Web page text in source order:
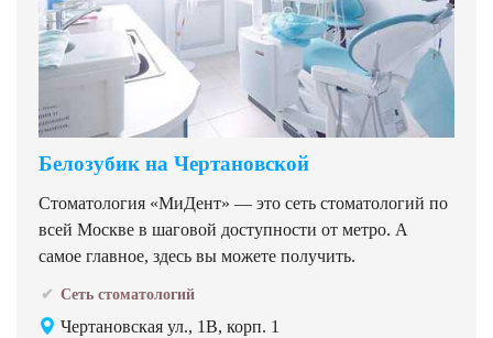
Белозубик на Чертановской
Стоматология «МиДент» — это сеть стоматологий по
всей Москве в шаговой доступности от метро. А
самое главное, здесь вы можете получить.
Сеть стоматологий
Чертановская ул., 1В, корп. 1